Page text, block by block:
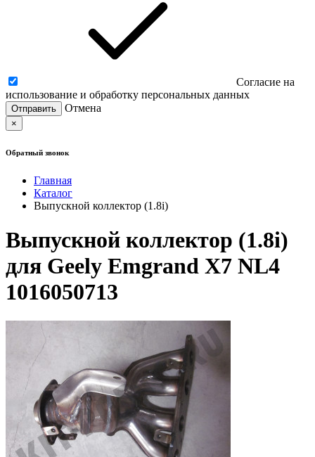
Согласие на
использование и обработку персональных данных
Отмена
×
Обратный звонок
Главная
Каталог
Выпускной коллектор (1.8i)
Выпускной коллектор (1.8i)
для Geely Emgrand X7 NL4
1016050713